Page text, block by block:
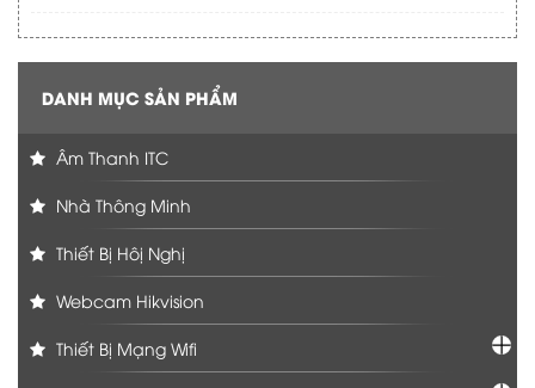
DANH MỤC SẢN PHẨM
Âm Thanh ITC
Nhà Thông Minh
Thiết Bị Hôị Nghị
Webcam Hikvision
Thiết Bị Mạng Wifi